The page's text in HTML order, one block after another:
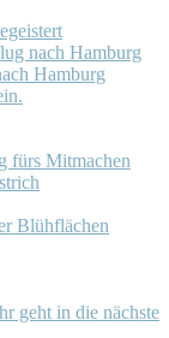
nach Hamburg
Hamburg
fürs Mitmachen
Blühflächen
geht in die nächste